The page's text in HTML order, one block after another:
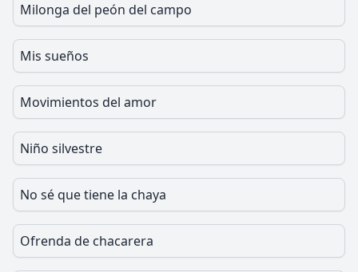
Milonga del peón del campo
Mis sueños
Movimientos del amor
Niño silvestre
No sé que tiene la chaya
Ofrenda de chacarera